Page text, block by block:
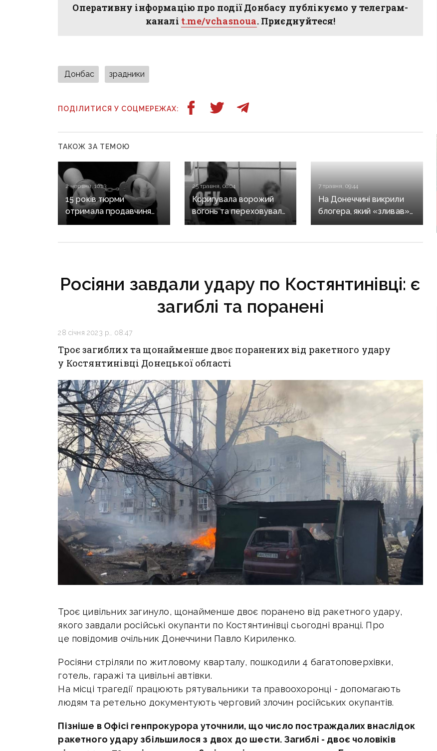
Оперативну інформацію про події Донбасу публікуємо у телеграм-
каналі t.me/vchasnoua. Приєднуйтеся!
Донбас зрадники
ПОДІЛИТИСЯ У СОЦМЕРЕЖАХ:
ТАКОЖ ЗА ТЕМОЮ
2 червня, 10:13
15 років тюрми
отримала продавчиня
мілітарі-магазину, яка
25 травня, 08:04
Коригувала ворожий
вогонь та переховувала
бойовика рф у власному
7 травня, 09:44
На Донеччині викрили
блогера, який «зливав»
позиції Сил оборони
Росіяни завдали удару по Костянтинівці: є
загиблі та поранені
28 січня 2023 р., 08:47
Троє загиблих та щонайменше двоє поранених від ракетного удару
у Костянтинівці Донецької області
Троє цивільних загинуло, щонайменше двоє поранено від ракетного удару,
якого завдали російські окупанти по Костянтинівці сьогодні вранці. Про
це повідомив очільник Донеччини Павло Кириленко.
Росіяни стріляли по житловому кварталу, пошкодили 4 багатоповерхівки,
готель, гаражі та цивільні автівки.
На місці трагедії працюють рятувальники та правоохоронці - допомагають
людям та ретельно документують черговий злочин російських окупантів.
Пізніше в Офісі генпрокурора уточнили, що число постраждалих внаслідок
ракетного удару збільшилося з двох до шести. Загиблі - двоє чоловіків